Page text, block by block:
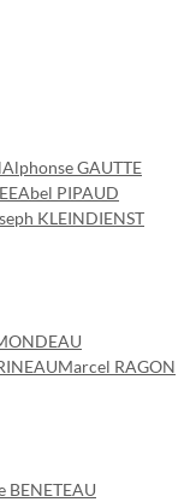
Alphonse GAUTTE
Abel PIPAUD
KLEINDIENST
Marcel RAGON
BENETEAU